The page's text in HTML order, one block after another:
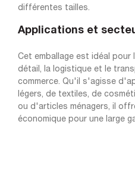
différentes tailles.
Applications et
Cet emballage est idéal pour
détail, la logistique et le
commerce. Qu'il s'agisse
légers, de textiles, de
ou d'articles ménagers, il
économique pour une large